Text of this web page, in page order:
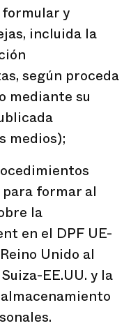
y
incluida la
según proceda
mediante su
medios);
formar al
la
en el DPF UE-
Unido al
EE.UU. y la